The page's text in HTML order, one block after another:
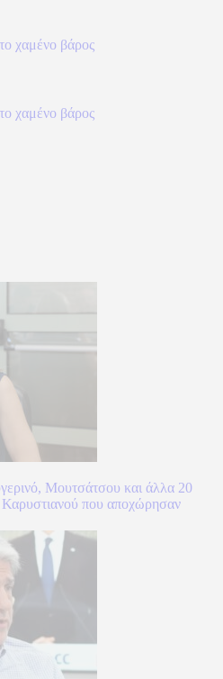
χαμένο βάρος
χαμένο βάρος
Μουτσάτσου και άλλα 20
που αποχώρησαν